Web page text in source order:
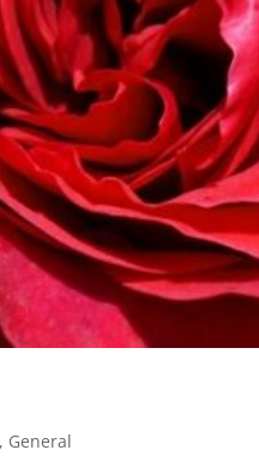
, General